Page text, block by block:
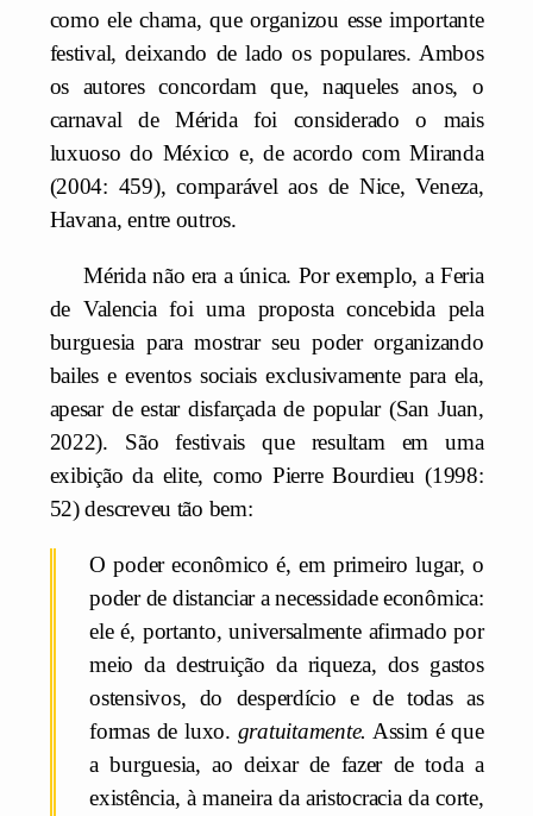
como ele chama, que organizou esse importante
festival, deixando de lado os populares. Ambos
os autores concordam que, naqueles anos, o
carnaval de Mérida foi considerado o mais
luxuoso do México e, de acordo com Miranda
(2004: 459), comparável aos de Nice, Veneza,
Havana, entre outros.
Mérida não era a única. Por exemplo, a Feria
de Valencia foi uma proposta concebida pela
burguesia para mostrar seu poder organizando
bailes e eventos sociais exclusivamente para ela,
apesar de estar disfarçada de popular (San Juan,
2022). São festivais que resultam em uma
exibição da elite, como Pierre Bourdieu (1998:
52) descreveu tão bem:
O poder econômico é, em primeiro lugar, o
poder de distanciar a necessidade econômica:
ele é, portanto, universalmente afirmado por
meio da destruição da riqueza, dos gastos
ostensivos, do desperdício e de todas as
formas de luxo. gratuitamente. Assim é que
a burguesia, ao deixar de fazer de toda a
existência, à maneira da aristocracia da corte,